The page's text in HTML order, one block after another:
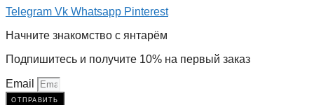
Telegram Vk Whatsapp Pinterest
Начните знакомство с янтарём
Подпишитесь и получите 10% на первый заказ
Email
отправить